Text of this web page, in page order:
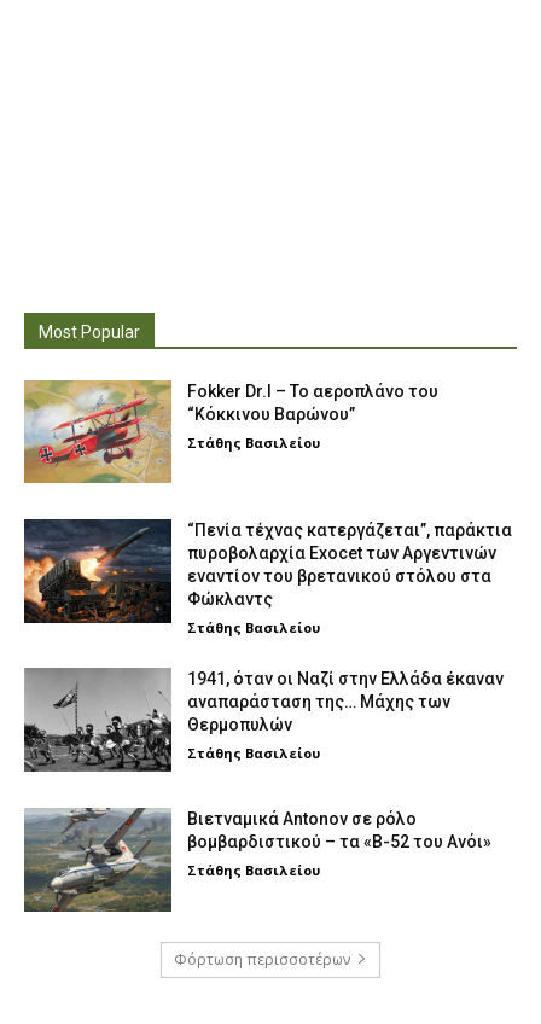
Most Popular
Fokker Dr.I – To αεροπλάνο του
“Κόκκινου Βαρώνου”
Στάθης Βασιλείου
“Πενία τέχνας κατεργάζεται”, παράκτια
πυροβολαρχία Exocet των Αργεντινών
εναντίον του βρετανικού στόλου στα
Φώκλαντς
Στάθης Βασιλείου
1941, όταν οι Ναζί στην Ελλάδα έκαναν
αναπαράσταση της… Μάχης των
Θερμοπυλών
Στάθης Βασιλείου
Βιετναμικά Antonov σε ρόλο
βομβαρδιστικού – τα «Β-52 του Ανόι»
Στάθης Βασιλείου
Φόρτωση περισσοτέρων